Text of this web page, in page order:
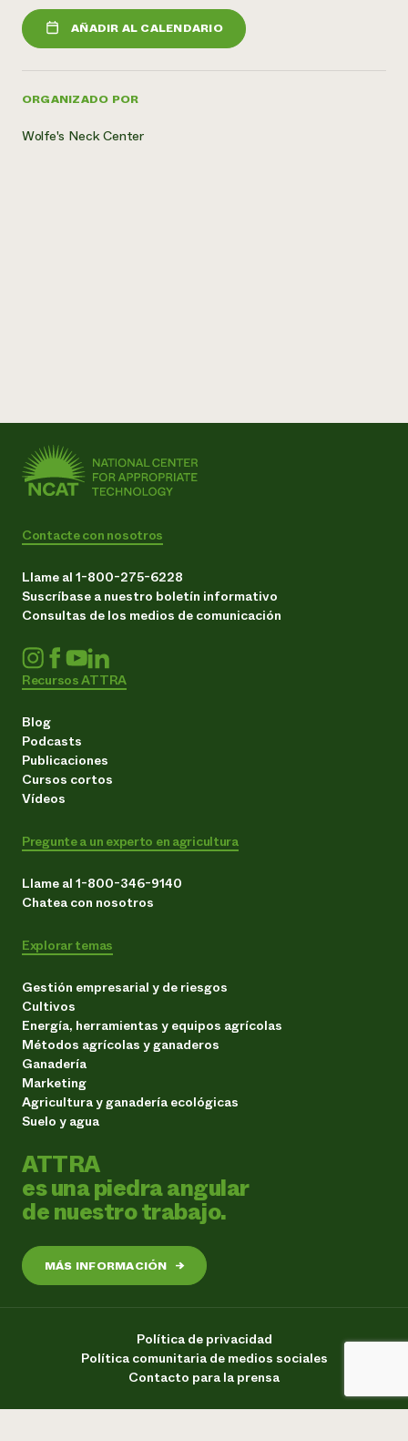
AÑADIR AL CALENDARIO
ORGANIZADO POR
Wolfe's Neck Center
Contacte con nosotros
Llame al 1-800-275-6228
Suscríbase a nuestro boletín informativo
Consultas de los medios de comunicación
Recursos ATTRA
Blog
Podcasts
Publicaciones
Cursos cortos
Vídeos
Pregunte a un experto en agricultura
Llame al 1-800-346-9140
Chatea con nosotros
Explorar temas
Gestión empresarial y de riesgos
Cultivos
Energía, herramientas y equipos agrícolas
Métodos agrícolas y ganaderos
Ganadería
Marketing
Agricultura y ganadería ecológicas
Suelo y agua
ATTRA
es una piedra angular
de nuestro trabajo.
MÁS INFORMACIÓN →
Política de privacidad
Política comunitaria de medios sociales
Contacto para la prensa